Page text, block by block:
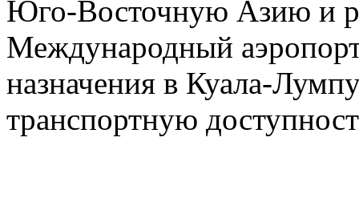
Юго-Восточную Азию и
Международный
назначения в Куала-
транспортную